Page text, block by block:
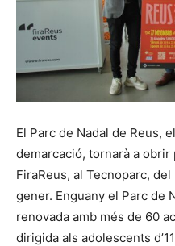
El Parc de Nadal de Reus,
demarcació, tornarà a obrir
FiraReus, al Tecnoparc,
gener. Enguany el Parc de
renovada amb més de 60
dirigida als adolescents